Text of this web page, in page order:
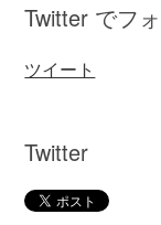
Twitter でフ
ツイート
Twitter